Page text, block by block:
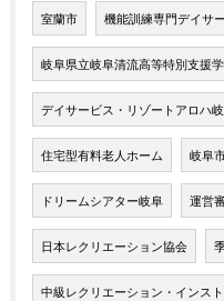
室蘭市 機能訓練専門デイサ
岐阜県立岐阜清流高等特別支援
デイサービス・リゾートアロハ
住宅型有料老人ホーム 岐阜
ドリームシアター岐阜 運営
日本レクリエーション協会
中級レクリエーション・インス